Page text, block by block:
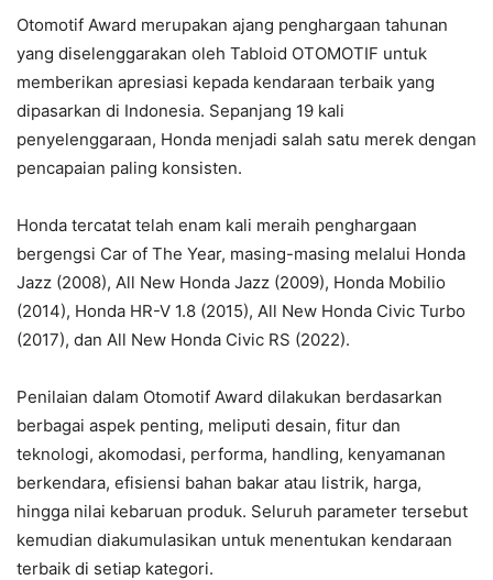
Otomotif Award merupakan ajang penghargaan tahunan
yang diselenggarakan oleh Tabloid OTOMOTIF untuk
memberikan apresiasi kepada kendaraan terbaik yang
dipasarkan di Indonesia. Sepanjang 19 kali
penyelenggaraan, Honda menjadi salah satu merek dengan
pencapaian paling konsisten.
Honda tercatat telah enam kali meraih penghargaan
bergengsi Car of The Year, masing-masing melalui Honda
Jazz (2008), All New Honda Jazz (2009), Honda Mobilio
(2014), Honda HR-V 1.8 (2015), All New Honda Civic Turbo
(2017), dan All New Honda Civic RS (2022).
Penilaian dalam Otomotif Award dilakukan berdasarkan
berbagai aspek penting, meliputi desain, fitur dan
teknologi, akomodasi, performa, handling, kenyamanan
berkendara, efisiensi bahan bakar atau listrik, harga,
hingga nilai kebaruan produk. Seluruh parameter tersebut
kemudian diakumulasikan untuk menentukan kendaraan
terbaik di setiap kategori.